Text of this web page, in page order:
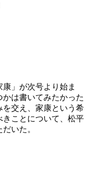
」が次号より始ま
は書いてみたかった
を交え、家康という希
ことについて、松平
いた。